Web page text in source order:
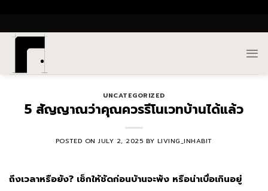
content
UNCATEGORIZED
5 สัญญาณว่าคุณควรรีโนเวทบ้านได้แล้ว
POSTED ONJULY 2, 2025 BY LIVING_INHABIT
ถึงเวลาหรือยัง? เช็กให้ชัดก่อนบ้านจะพัง หรือน่าเบื่อเกินอยู่